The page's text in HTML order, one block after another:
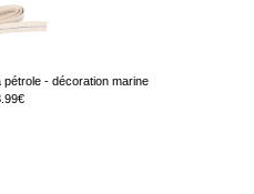
- décoration marine